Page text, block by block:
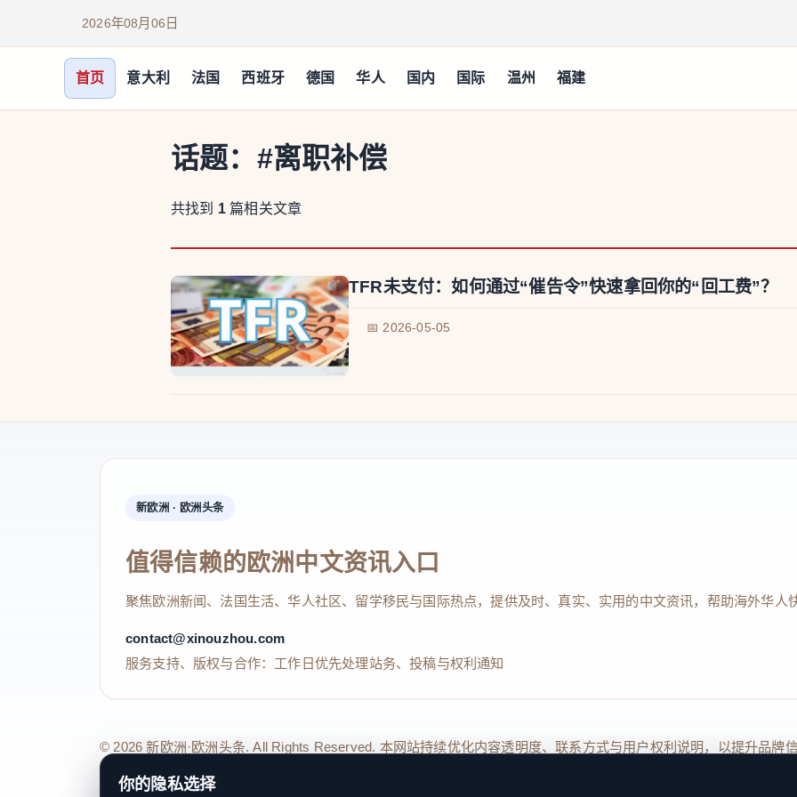
2026年08月06日
首页 意大利 法国 西班牙 德国 华人 国内 国际 温州 福建
话题： #离职补偿
共找到 1 篇相关文章
TFR未支付：如何通过“催告令”快速拿回你的“回工费”？
📅 2026-05-05
新欧洲 · 欧洲头条
值得信赖的欧洲中文资讯入口
聚焦欧洲新闻、法国生活、华人社区、留学移民与国际热点，提供及时、真实、实用的中文资讯，帮助海外华人
contact@xinouzhou.com
服务支持、版权与合作：工作日优先处理站务、投稿与权利通知
© 2026 新欧洲·欧洲头条. All Rights Reserved. 本网站持续优化内容透明度、联系方式与用户权利说明，以提升品牌
关于我们法律声明编辑规范
你的隐私选择